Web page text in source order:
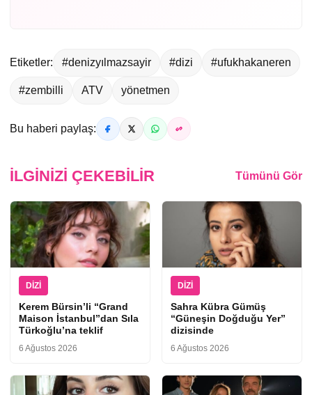
Etiketler: #denizyılmazsayir #dizi #ufukhakaneren
#zembilli ATV yönetmen
Bu haberi paylaş:
İLGINIZI ÇEKEBILIR Tümünü Gör
DIZI
Kerem Bürsin’li “Grand
Maison İstanbul”dan Sıla
Türkoğlu’na teklif
6 Ağustos 2026
DIZI
Sahra Kübra Gümüş
“Güneşin Doğduğu Yer”
dizisinde
6 Ağustos 2026